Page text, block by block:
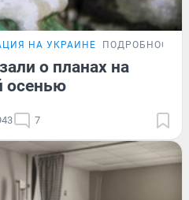
НА УКРАИНЕ ПОДРОБНОСТИ
о планах на
осенью
7